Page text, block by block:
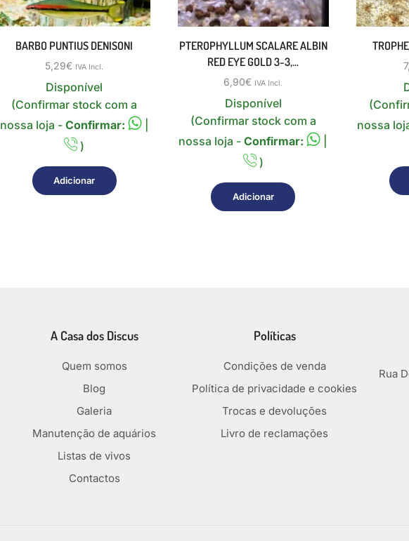
BARBO PUNTIUS DENISONI
5,29€ IVA Incl.
Disponível
(Confirmar stock com a
nossa loja - Confirmar:
|
)
Adicionar
PTEROPHYLLUM SCALARE ALBIN
RED EYE GOLD 3-3,...
6,90€ IVA Incl.
Disponível
(Confirmar stock com a
nossa loja -Confirmar:
)
Adicionar
nossa
A Casa dos Discus
Quem somos
Blog
Galeria
Manutenção de aquários
Listas de vivos
Contactos
Políticas
Condições de venda
Política de privacidade e cookies
Trocas e devoluções
Livro de reclamações
Rua